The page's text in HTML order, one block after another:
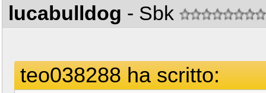
lucabulldog - Sbk
teo038288 ha scritto: